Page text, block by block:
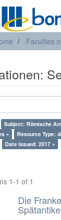
Faculties
Subject: Römische
×
Resource Type:
Date Issued: 2017 ×
1-1 of 1
Die
Spätantike